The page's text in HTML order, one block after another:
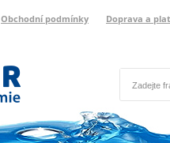
Obchodní podmínky Doprava a